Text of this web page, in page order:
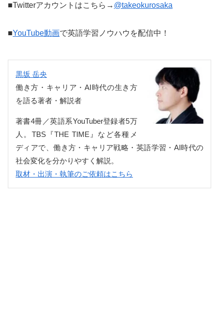
■Twitterアカウントはこちら→ @takeokurosaka
■YouTube動画で英語学習ノウハウを配信中！
黒坂 岳央
働き方・キャリア・AI時代の生き方
を語る著者・解説者
著書4冊／英語系YouTuber登録者5万
人。TBS『THE TIME』など各種メ
ディアで、働き方・キャリア戦略・英語学習・AI時代の
社会変化を分かりやすく解説。
取材・出演・執筆のご依頼はこちら